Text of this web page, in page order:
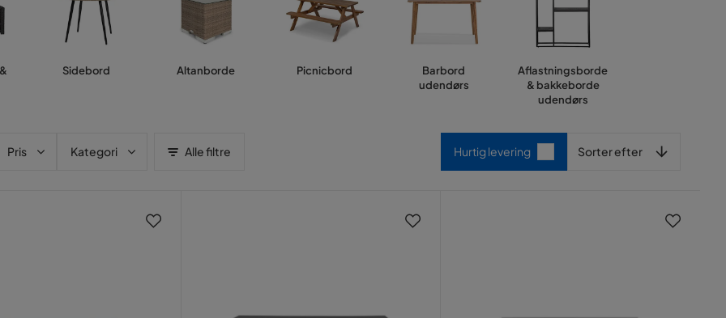
Sidebord Altanborde Picnicbord
Barbord
udendørs
Aflastningsborde
& bakkeborde
udendørs
Pris Kategori Alle filtre Hurtig levering Sorter efter